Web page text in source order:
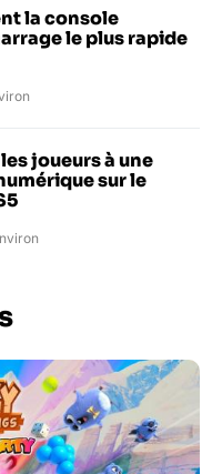
la console
le plus rapide
joueurs à une
sur le